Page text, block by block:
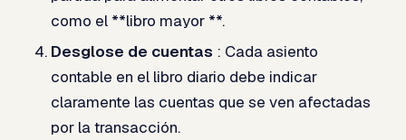
como el **libro mayor **.
Desglose de cuentas : Cada asiento
contable en el libro diario debe indicar
claramente las cuentas que se ven afectadas
por la transacción.